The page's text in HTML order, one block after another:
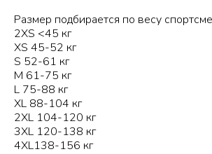
Размер подбирается по весу
2XS <45 кг
XS 45-52 кг
S 52-61 кг
M 61-75 кг
L 75-88 кг
XL 88-104 кг
2XL 104-120 кг
3XL 120-138 кг
4XL138-156 кг